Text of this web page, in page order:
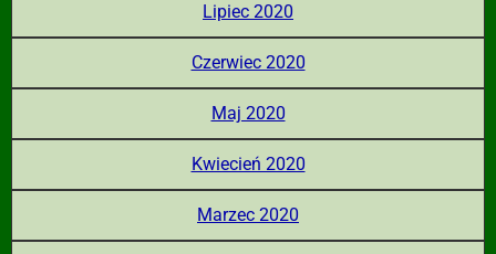
Lipiec 2020
Czerwiec 2020
Maj 2020
Kwiecień 2020
Marzec 2020